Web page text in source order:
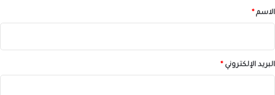
*الاسم *
البريد الإلكتروني *